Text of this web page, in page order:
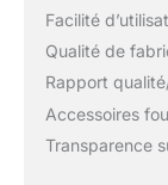
Facilité
Qualité de
Rapport
Accessoires
Transparence